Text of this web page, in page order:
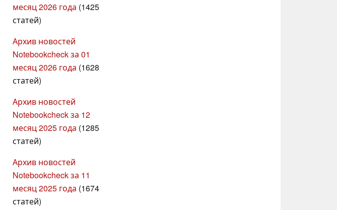
месяц 2026 года (1425
статей)
Архив новостей
Notebookcheck за 01
месяц 2026 года (1628
статей)
Архив новостей
Notebookcheck за 12
месяц 2025 года (1285
статей)
Архив новостей
Notebookcheck за 11
месяц 2025 года (1674
статей)